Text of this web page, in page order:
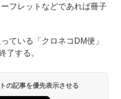
フレットなどであれば冊子
ている「クロネコDM便」
了する。
の記事を優先表示させる